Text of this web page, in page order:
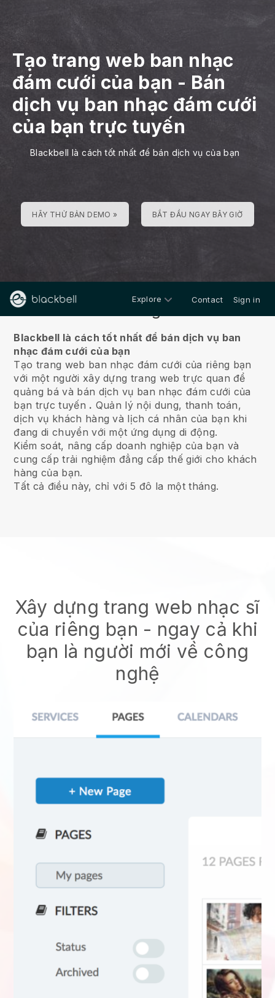
Tạo trang web ban nhạc
đám cưới của bạn - Bán
dịch vụ ban nhạc đám cưới
của bạn trực tuyến
Blackbell là cách tốt nhất để bán dịch vụ của bạn
HÃY THỬ BẢN DEMO » BẮT ĐẦU NGAY BÂY GIỜ
Explore Contact Sign in
Blackbell là cách tốt nhất để bán dịch vụ ban
nhạc đám cưới của bạn
Tạo trang web ban nhạc đám cưới của riêng bạn
với một người xây dựng trang web trực quan để
quảng bá và bán dịch vụ ban nhạc đám cưới của
bạn trực tuyến . Quản lý nội dung, thanh toán,
dịch vụ khách hàng và lịch cá nhân của bạn khi
đang di chuyển với một ứng dụng di động.
Kiểm soát, nâng cấp doanh nghiệp của bạn và
cung cấp trải nghiệm đẳng cấp thế giới cho khách
hàng của bạn.
Tất cả điều này, chỉ với 5 đô la một tháng.
Xây dựng trang web nhạc sĩ
của riêng bạn - ngay cả khi
bạn là người mới về công
nghệ